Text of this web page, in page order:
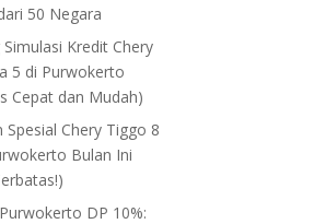
50 Negara
Kredit Chery
5 di Purwokerto
Cepat dan Mudah)
Spesial Chery Tiggo 8
Bulan Ini
DP 10%: